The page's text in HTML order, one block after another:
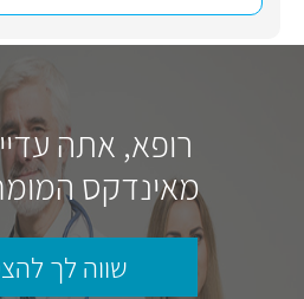
רופא, אתה
מאינדקס
שווה לך